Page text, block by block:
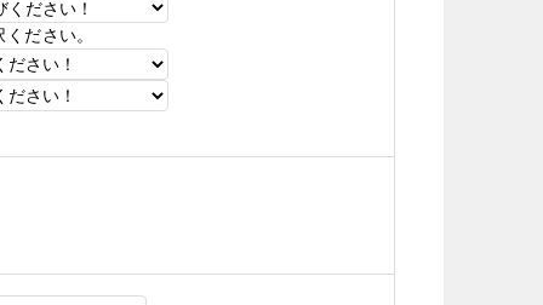
ださい。